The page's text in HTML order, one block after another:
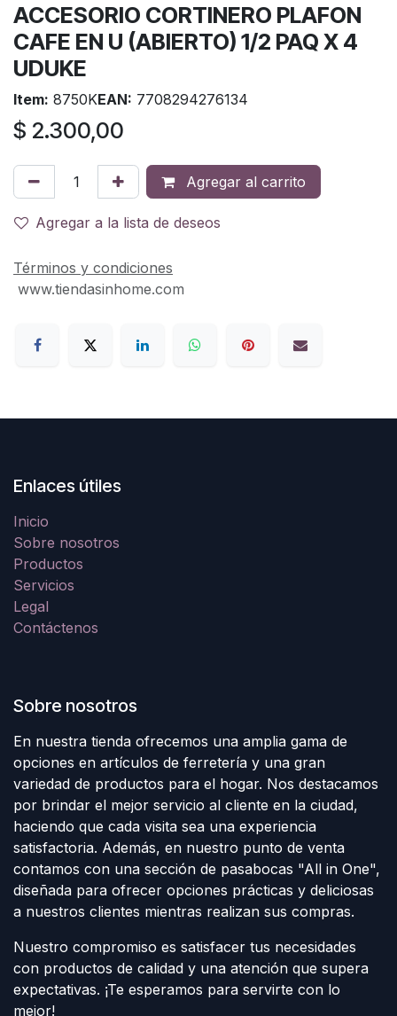
ACCESORIO CORTINERO PLAFON
CAFE EN U (ABIERTO) 1/2 PAQ X 4
UDUKE
Item: 8750KEAN: 7708294276134
$ 2.300,00
Agregar al carrito
Agregar a la lista de deseos
Términos y condiciones
www.tiendasinhome.com
Enlaces útiles
Inicio
Sobre nosotros
Productos
Servicios
Legal
Contáctenos
Sobre nosotros
En nuestra tienda ofrecemos una amplia gama de
opciones en artículos de ferretería y una gran
variedad de productos para el hogar. Nos destacamos
por brindar el mejor servicio al cliente en la ciudad,
haciendo que cada visita sea una experiencia
satisfactoria. Además, en nuestro punto de venta
contamos con una sección de pasabocas "All in One",
diseñada para ofrecer opciones prácticas y deliciosas
a nuestros clientes mientras realizan sus compras.
Nuestro compromiso es satisfacer tus necesidades
con productos de calidad y una atención que supera
expectativas. ¡Te esperamos para servirte con lo
mejor!